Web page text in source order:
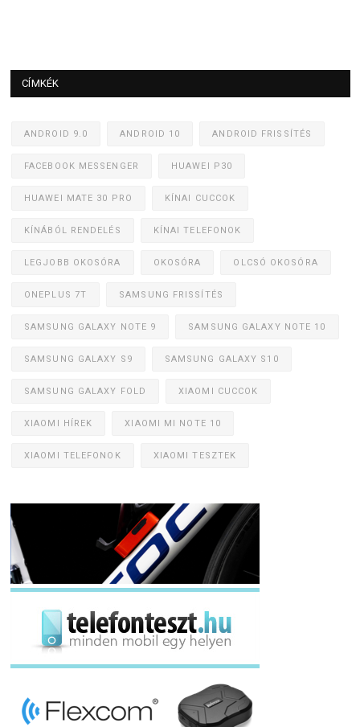
CÍMKÉK
ANDROID 9.0 ANDROID 10 ANDROID FRISSÍTÉS
FACEBOOK MESSENGER HUAWEI P30
HUAWEI MATE 30 PRO KÍNAI CUCCOK
KÍNÁBÓL RENDELÉS KÍNAI TELEFONOK
LEGJOBB OKOSÓRA OKOSÓRA OLCSÓ OKOSÓRA
ONEPLUS 7T SAMSUNG FRISSÍTÉS
SAMSUNG GALAXY NOTE 9 SAMSUNG GALAXY NOTE 10
SAMSUNG GALAXY S9 SAMSUNG GALAXY S10
SAMSUNG GALAXY FOLD XIAOMI CUCCOK
XIAOMI HÍREK XIAOMI MI NOTE 10
XIAOMI TELEFONOK XIAOMI TESZTEK